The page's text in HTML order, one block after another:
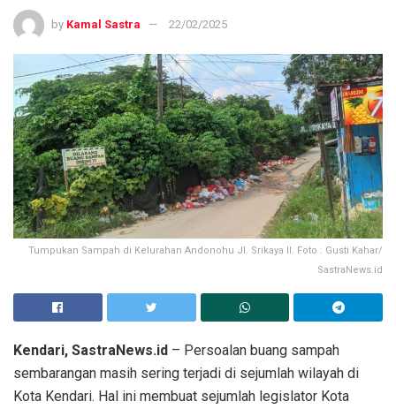
by Kamal Sastra 22/02/2025
Tumpukan Sampah di Kelurahan Andonohu Jl. Srikaya II. Foto : Gusti Kahar/
SastraNews.id
Kendari, SastraNews.id – Persoalan buang sampah
sembarangan masih sering terjadi di sejumlah wilayah di
Kota Kendari. Hal ini membuat sejumlah legislator Kota